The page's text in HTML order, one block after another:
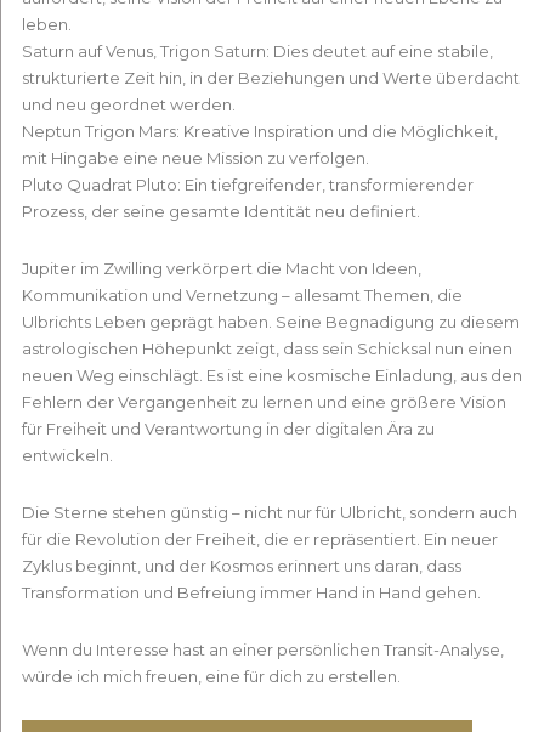
leben.
Saturn auf Venus, Trigon Saturn: Dies deutet auf eine stabile,
strukturierte Zeit hin, in der Beziehungen und Werte überdacht
und neu geordnet werden.
Neptun Trigon Mars: Kreative Inspiration und die Möglichkeit,
mit Hingabe eine neue Mission zu verfolgen.
Pluto Quadrat Pluto: Ein tiefgreifender, transformierender
Prozess, der seine gesamte Identität neu definiert.
Jupiter im Zwilling verkörpert die Macht von Ideen,
Kommunikation und Vernetzung – allesamt Themen, die
Ulbrichts Leben geprägt haben. Seine Begnadigung zu diesem
astrologischen Höhepunkt zeigt, dass sein Schicksal nun einen
neuen Weg einschlägt. Es ist eine kosmische Einladung, aus den
Fehlern der Vergangenheit zu lernen und eine größere Vision
für Freiheit und Verantwortung in der digitalen Ära zu
entwickeln.
Die Sterne stehen günstig – nicht nur für Ulbricht, sondern auch
für die Revolution der Freiheit, die er repräsentiert. Ein neuer
Zyklus beginnt, und der Kosmos erinnert uns daran, dass
Transformation und Befreiung immer Hand in Hand gehen.
Wenn du Interesse hast an einer persönlichen Transit-Analyse,
würde ich mich freuen, eine für dich zu erstellen.